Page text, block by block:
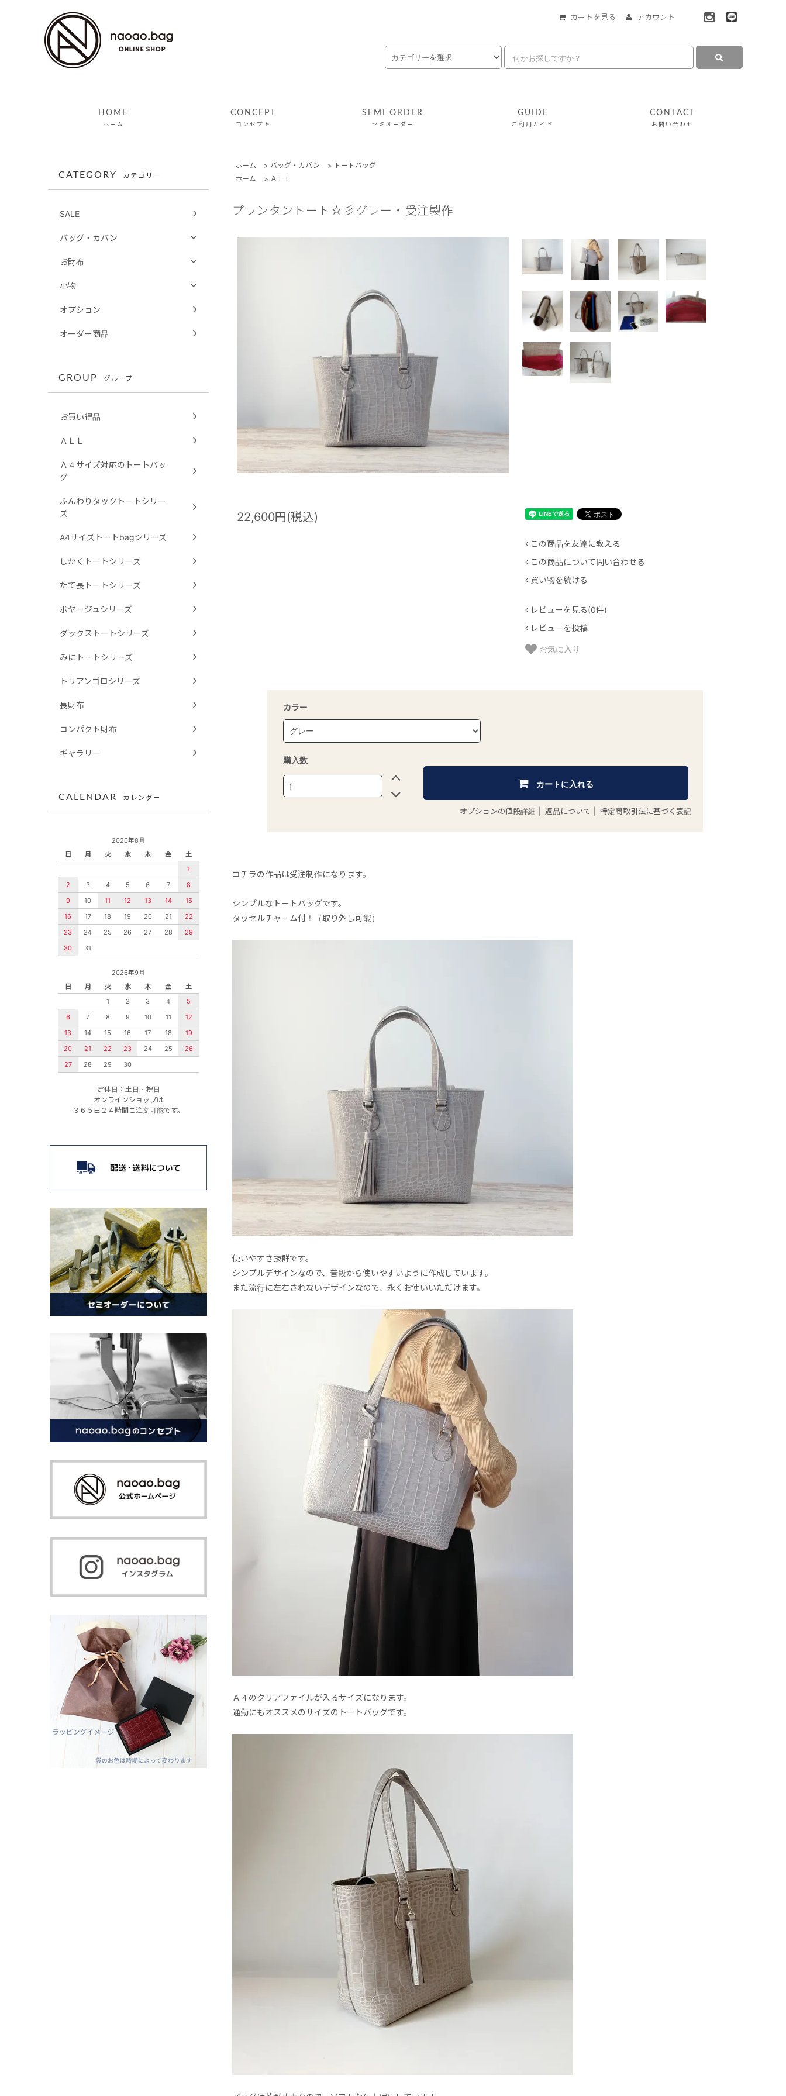
カートを見る アカウント
HOME
ホーム
CONCEPT
コンセプト
SEMI ORDER
セミオーダー
GUIDE
ご利用ガイド
CONTACT
お問い合わせ
ホーム > バッグ・カバン > トートバッグ
ホーム
> ＡＬＬ
プランタントート☆彡グレー・受注製作
22,600円(税込)
この商品を友達に教える
この商品について問い合わせる
買い物を続ける
レビューを見る(0件)
レビューを投稿
お気に入り
カラー
購入数
カートに入れる
オプションの値段詳細 返品について 特定商取引法に基づく表記
コチラの作品は受注制作になります。
シンプルなトートバッグです。
タッセルチャーム付！（取り外し可能）
使いやすさ抜群です。
シンプルデザインなので、普段から使いやすいように作成しています。
また流行に左右されないデザインなので、永くお使いいただけます。
Ａ４のクリアファイルが入るサイズになります。
通勤にもオススメのサイズのトートバッグです。
CATEGORY カテゴリー
SALE
バッグ・カバン
お財布
小物
オプション
オーダー商品
GROUP グループ
お買い得品
ＡＬＬ
Ａ４サイズ対応のトートバッ
グ
ふんわりタックトートシリー
ズ
A4サイズトートbagシリーズ
しかくトートシリーズ
たて長トートシリーズ
ボヤージュシリーズ
ダックストートシリーズ
みにトートシリーズ
トリアンゴロシリーズ
長財布
コンパクト財布
ギャラリー
CALENDAR カレンダー
2026年8月
日
月 火 水 木 金
土
1
2
3 4 5 6 7
8
9
10 11 12 13 14
15
16
17 18 19 20 21
22
23
24 25 26 27 28
29
30
31
2026年9月
日
月 火 水 木 金
土
1
2 3 4
5
6
7 8 9 10 11
12
13
14 15 16 17 18
19
20
21 22 23 24 25
26
27
28 29 30
定休日：土日・祝日
オンラインショップは
３６５日２４時間ご注文可能です。